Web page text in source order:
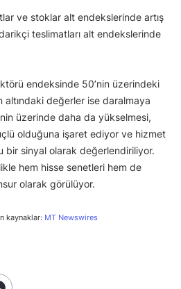
ve stoklar alt endekslerinde artış
teslimatları alt endekslerinde
endeksinde 50’nin üzerindeki
altındaki değerler ise daralmaya
üzerinde daha da yükselmesi,
olduğuna işaret ediyor ve hizmet
bir sinyal olarak değerlendiriliyor.
hem hisse senetleri hem de
olarak görülüyor.
kaynaklar: MT Newswires